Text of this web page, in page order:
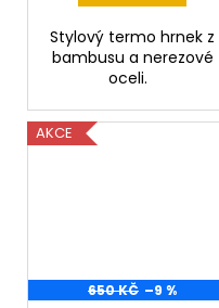
Stylový termo hrnek z
bambusu a nerezové
oceli.
AKCE
650 KČ –9 %